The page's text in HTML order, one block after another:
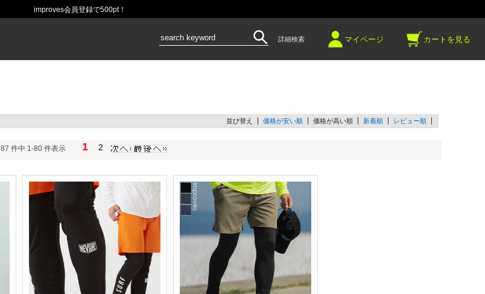
improves会員登録で500pt！
詳細検索 マイページ カートを見る
並び替え 価格が安い順 価格が高い順 新着順 レビュー順
87 件中 1-80 件表示 1 2